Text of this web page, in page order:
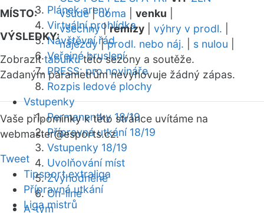
Plánek areny
Virtuální prohlídka
Návštěvní řád
Veřejné bruslení
PRESS: pro novináře
Rozpis ledové plochy
Vstupenky
Permanentky 18/19
Přípravná utkání 18/19
Vstupenky 18/19
Uvolňování míst
Zvýhodněné
On-line
A-tým
MÍSTO:
všude|doma venku
VÝSLEDKY:
všechny|remízy výhry v prodl.
nájezdy|prodl. nebo náj. s nulou
Zobrazittabulkutéto sezóny a soutěže.
Zadaným parametrům nevyhovuje žádný zápas.
Vaše připomínky k této stránce uvítáme na
webmaster@esports.cz.
Tweet
Tipsport extraliga
Přípravná utkání
Liga mistrů